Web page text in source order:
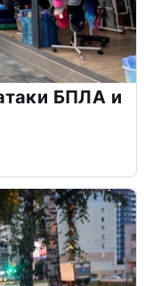
БПЛА и